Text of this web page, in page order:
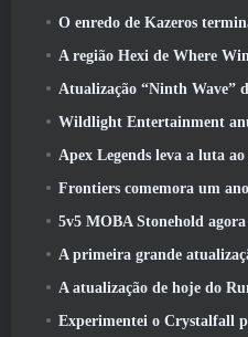
O enredo de Kazeros terminará com a
A região Hexi de Where Winds Meet ainda tem o que os
Atualização “Ninth Wave” do
Wildlight Entertainment anuncia
Apex Legends leva a luta ao
Frontiers comemora um ano de
5v5 MOBA Stonehold
A primeira grande atualização do
A atualização de hoje do RuneScape torna os estilos
Experimentei o Crystalfall para o